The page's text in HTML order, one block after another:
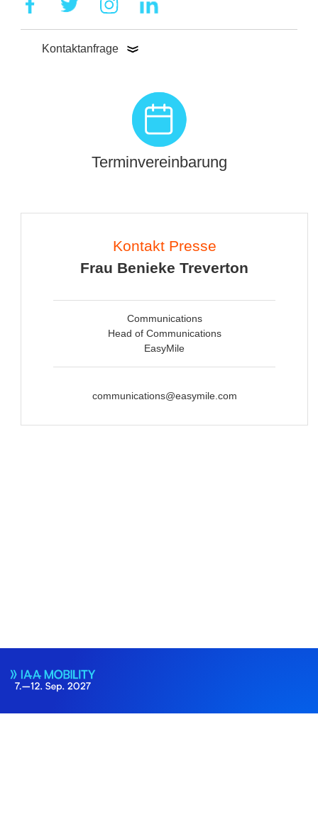
Kontaktanfrage
Terminvereinbarung
Kontakt Presse
Frau Benieke Treverton
Communications
Head of Communications
EasyMile
communications@easymile.com